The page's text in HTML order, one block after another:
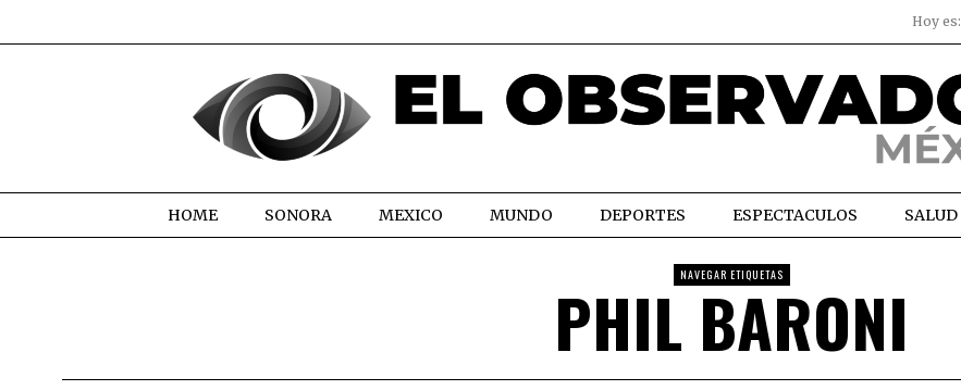
Hoy es:
HOME SONORA MEXICO MUNDO DEPORTES ESPECTACULOS SALUD
NAVEGAR ETIQUETAS
PHIL BARONI